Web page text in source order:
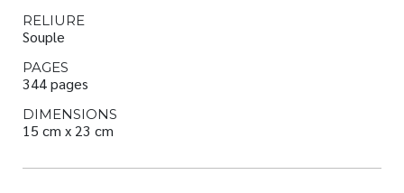
RELIURE
Souple
PAGES
344 pages
DIMENSIONS
15 cm x 23 cm